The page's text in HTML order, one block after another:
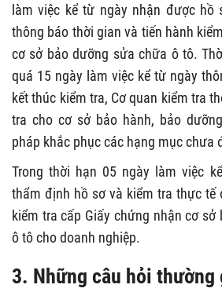
làm việc kể từ ngày nhận được hồ
thông báo thời gian và tiến hành
cơ sở bảo dưỡng sửa chữa ô tô.
quá 15 ngày làm việc kể từ ngày
kết thúc kiểm tra, Cơ quan kiểm tra
tra cho cơ sở bảo hành, bảo
pháp khắc phục các hạng mục chưa
Trong thời hạn 05 ngày làm việc
thẩm định hồ sơ và kiểm tra thực tế
kiểm tra cấp Giấy chứng nhận cơ sở
ô tô cho doanh nghiệp.
3. Những câu hỏi thường